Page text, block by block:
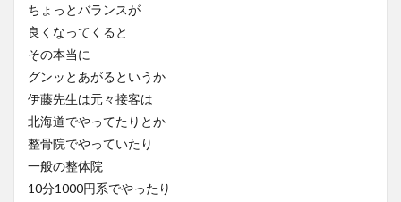
ちょっとバランスが
良くなってくると
その本当に
グンッとあがるというか
伊藤先生は元々接客は
北海道でやってたりとか
整骨院でやっていたり
一般の整体院
10分1000円系でやったり